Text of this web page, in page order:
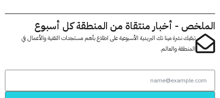
- أخبار منتقاة من المنطقة كل أسبوع
تبقيك نشرة مينا تك البريدية الأسبوعية على اطلاع بأهم مستجدات التقنية والأعمال في
المنطقة والعالم.